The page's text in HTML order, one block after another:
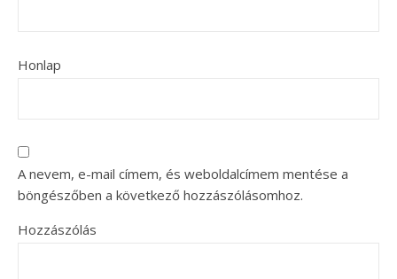
Honlap
A nevem, e-mail címem, és weboldalcímem mentése a
böngészőben a következő hozzászólásomhoz.
Hozzászólás